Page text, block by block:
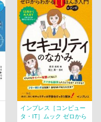
インプレス［コンピュー
タ・IT］ムック ゼロから